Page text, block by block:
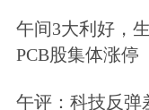
午间3大利好，
PCB股集体涨停
午评：科技反弹